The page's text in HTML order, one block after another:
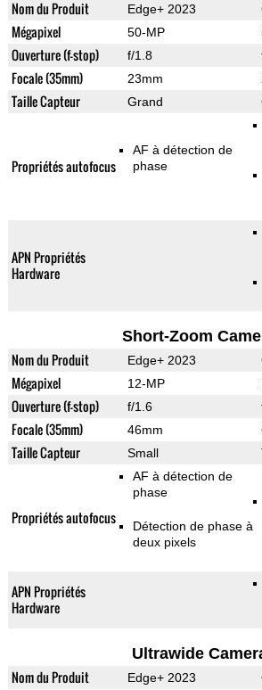
Nom du Produit Edge+ 2023
Mégapixel 50-MP
Ouverture (f-stop) f/1.8
Focale (35mm) 23mm
Taille Capteur Grand
Propriétés autofocus
AF à détection de
phase
APN Propriétés
Hardware
Short-Zoom
Nom du Produit Edge+ 2023
Mégapixel 12-MP
Ouverture (f-stop) f/1.6
Focale (35mm) 46mm
Taille Capteur Small
Propriétés autofocus
AF à détection de
phase
Détection de phase à
deux pixels
APN Propriétés
Hardware
Ultrawide
Nom du Produit Edge+ 2023